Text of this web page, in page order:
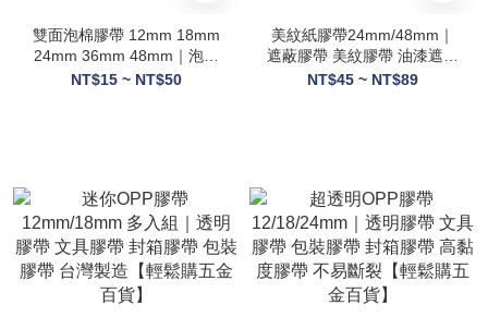
雙面泡棉膠帶 12mm 18mm
24mm 36mm 48mm｜泡棉
雙面膠 強力雙面膠帶 高黏度
NT$15 ~ NT$50
美紋紙膠帶24mm/48mm｜
遮蔽膠帶 美紋膠帶 油漆遮蔽
膠帶 烤漆膠帶 紙膠帶 不殘
NT$45 ~ NT$89